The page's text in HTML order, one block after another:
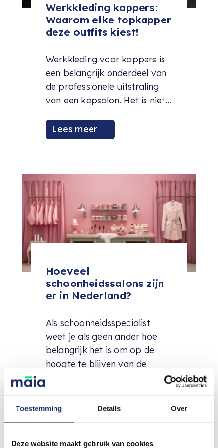
Toestemming Details Over
Deze website maakt gebruik van cookies
Werkkleding kappers:
Waarom elke topkapper
deze outfits kiest!
Werkkleding voor kappers is
een belangrijk onderdeel van
de professionele uitstraling
van een kapsalon. Het is niet...
Lees meer
Hoeveel
schoonheidssalons zijn
er in Nederland?
Als schoonheidsspecialist
weet je als geen ander hoe
belangrijk het is om op de
hoogte te blijven van de
Lees meer